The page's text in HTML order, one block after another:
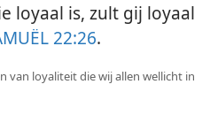
loyaal is, zult gij loyaal
22:26.
van loyaliteit die wij allen wellicht in